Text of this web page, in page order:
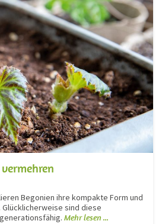
Begonien ihre kompakte Form und
sind diese
Mehr lesen ...